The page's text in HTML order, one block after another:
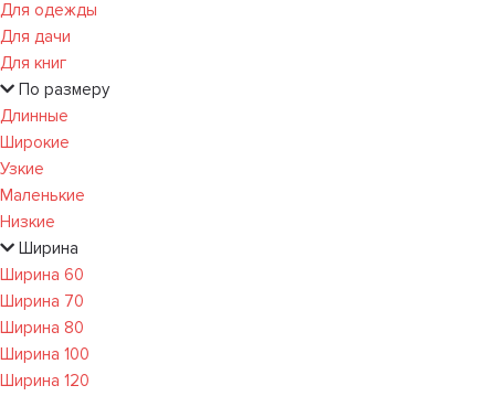
Для одежды
Для дачи
Для книг
По размеру
Длинные
Широкие
Узкие
Маленькие
Низкие
Ширина
Ширина 60
Ширина 70
Ширина 80
Ширина 100
Ширина 120